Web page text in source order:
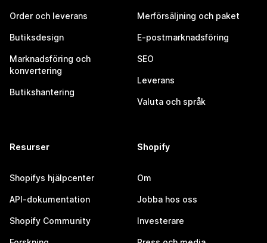
Order och leverans
Butiksdesign
Marknadsföring och
konvertering
Butikshantering
Merförsäljning och paket
E-postmarknadsföring
SEO
Leverans
Valuta och språk
Resurser
Shopifys hjälpcenter
API-dokumentation
Shopify Community
Shopify
Om
Jobba hos oss
Investerare